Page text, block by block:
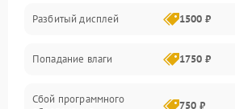
Механика
Управление
Электропитание
Разбитый дисплей 1500 ₽
Попадание влаги 1750 ₽
Сбой программного
750 ₽